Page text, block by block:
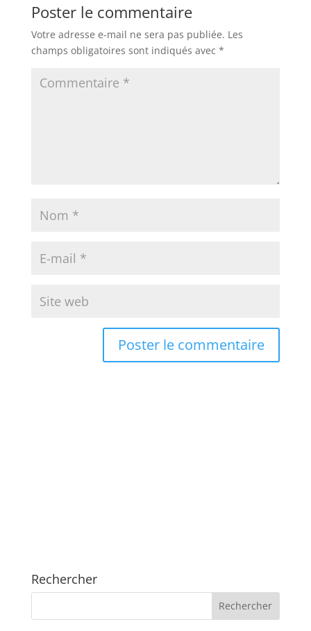
Poster le commentaire
Votre adresse e-mail ne sera pas publiée. Les
champs obligatoires sont indiqués avec *
Rechercher